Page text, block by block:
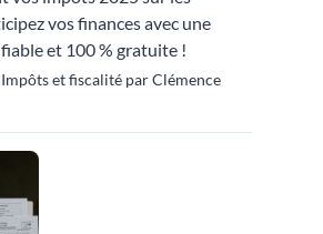
vos finances avec une
et 100 % gratuite !
et fiscalité par Clémence